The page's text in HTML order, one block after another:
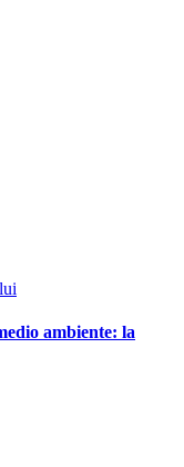
ambiente: la